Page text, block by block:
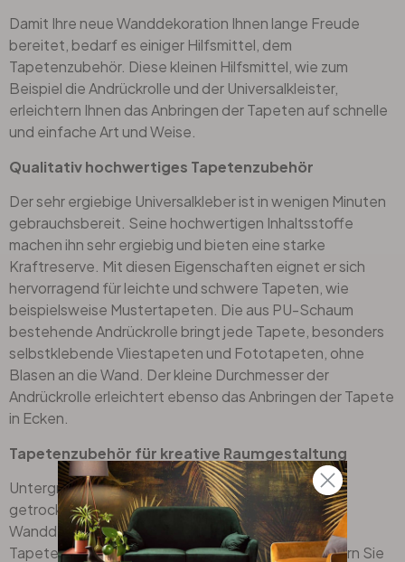
Damit Ihre neue Wanddekoration Ihnen lange Freude
bereitet, bedarf es einiger Hilfsmittel, dem
Tapetenzubehör. Diese kleinen Hilfsmittel, wie zum
Beispiel dieAndrückrolle und der Universalkleister,
erleichtern Ihnen das Anbringen der Tapeten auf schnelle
und einfache Art und Weise.
Qualitativ hochwertiges Tapetenzubehör
Der sehr ergiebige Universalkleber ist in wenigen Minuten
gebrauchsbereit. Seine hochwertigen Inhaltsstoffe
machen ihn sehr ergiebig und bieten eine starke
Kraftreserve. Mit diesen Eigenschaften eignet er sich
hervorragend für leichte und schwere Tapeten, wie
beispielsweise Mustertapeten. Die aus PU-Schaum
bestehende Andrückrolle bringt jede Tapete, besonders
selbstklebende Vliestapeten und Fototapeten, ohne
Blasen an die Wand. Der kleine Durchmesser der
Andrückrolle erleichtert ebenso das Anbringen der Tapete
in Ecken.
Tapetenzubehör für kreative Raumgestaltung
Untergründe, die stark saugen, Flecken von
getrocknetem Tapeten-Kleber oder sich lösende
Wanddekorationen gehören mit unserem
Tapetenzubehör der Vergangenheit an. Verschönern Sie